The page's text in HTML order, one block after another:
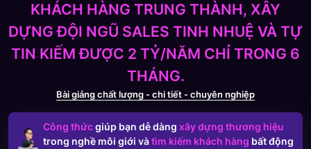
KHÁCH HÀNG TRUNG THÀNH, XÂY
DỰNG ĐỘI NGŨ SALES TINH NHUỆ VÀ TỰ
TIN KIẾM ĐƯỢC 2 TỶ/NĂM CHỈ TRONG 6
THÁNG.
Bài giảng chất lượng - chi tiết - chuyên nghiệp
Công thứcgiúp bạn dễ dàng xây dựng thương hiệu
trong nghề môi giới vàtìm kiếm khách hàng bất động